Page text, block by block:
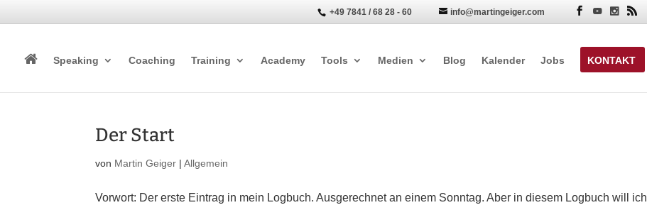
+49 7841 / 68 28 - 60 info@martingeiger.com  
Speaking Coaching Training Academy Tools Medien Blog Kalender Jobs KONTAKT
Der Start
von Martin Geiger |Allgemein
Vorwort: Der erste Eintrag in mein Logbuch. Ausgerechnet an einem Sonntag. Aber in diesem Logbuch will ich